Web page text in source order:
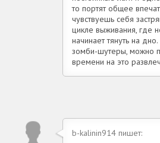
то портят общее
чувствуешь себя
цикле выживания, где
начинает тянуть на
зомби-шутеры, можно
времени на это
b-kalinin914 пишет: